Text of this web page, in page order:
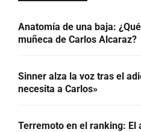
Anatomía de una baja:
muñeca de Carlos Alcaraz?
Sinner alza la voz tras el
necesita a Carlos»
Terremoto en el ranking: El